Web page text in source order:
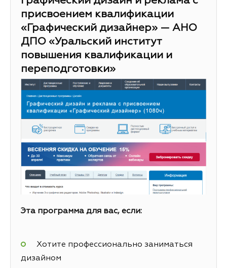
присвоением квалификации
«Графический дизайнер» — АНО
ДПО «Уральский институт
повышения квалификации и
переподготовки»
Эта программа для вас, если:
Хотите профессионально заниматься
дизайном